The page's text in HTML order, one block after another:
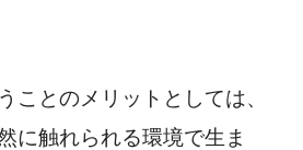
ことのメリットとしては、
に触れられる環境で生ま